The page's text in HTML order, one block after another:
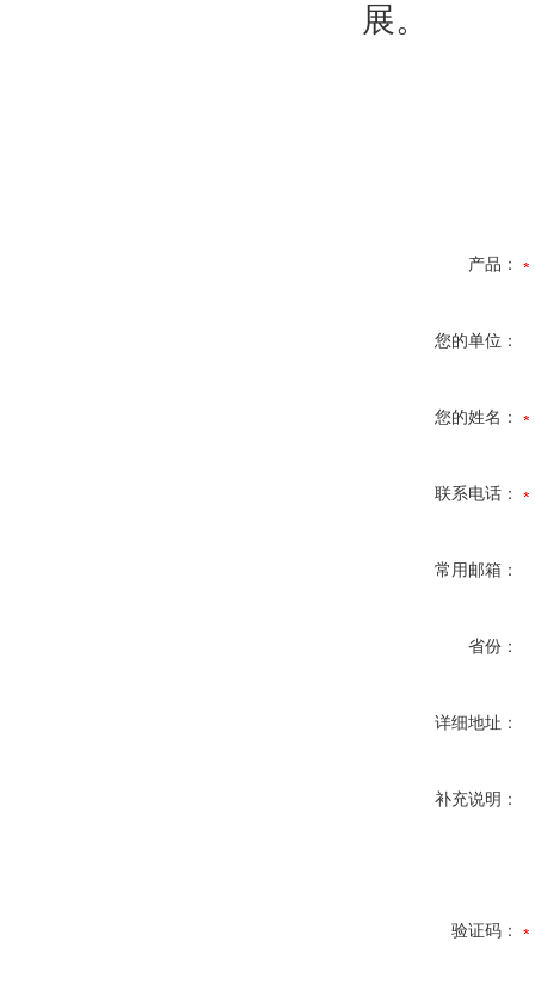
展。
产品：
您的单位：
您的姓名：
联系电话：
常用邮箱：
省份：
详细地址：
补充说明：
验证码：